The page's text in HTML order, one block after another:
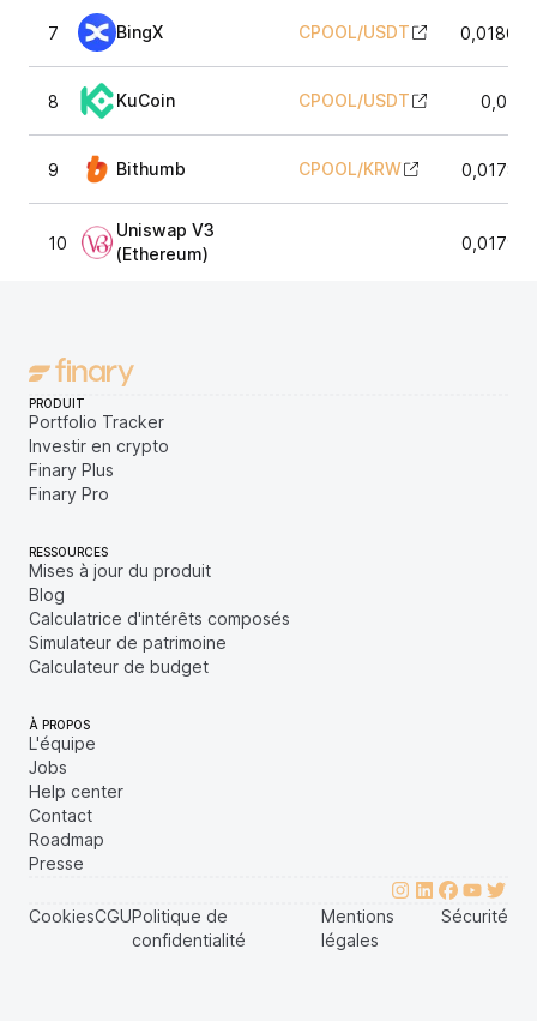
7 BingX CPOOL/USDT
8 KuCoin CPOOL/USDT
9 Bithumb CPOOL/KRW
10
Uniswap V3
(Ethereum)
PRODUIT
Portfolio Tracker
Investir en crypto
Finary Plus
Finary Pro
RESSOURCES
Mises à jour du produit
Blog
Calculatrice d'intérêts composés
Simulateur de patrimoine
Calculateur de budget
À PROPOS
L'équipe
Jobs
Help center
Contact
Roadmap
Presse
CookiesCGUPolitique de
confidentialité
Mentions
légales
Sécurité